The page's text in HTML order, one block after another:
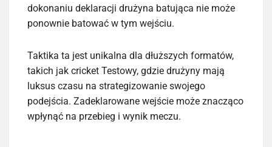
dokonaniu deklaracji drużyna batująca nie może
ponownie batować w tym wejściu.
Taktika ta jest unikalna dla dłuższych formatów,
takich jak cricket Testowy, gdzie drużyny mają
luksus czasu na strategizowanie swojego
podejścia. Zadeklarowane wejście może znacząco
wpłynąć na przebieg i wynik meczu.